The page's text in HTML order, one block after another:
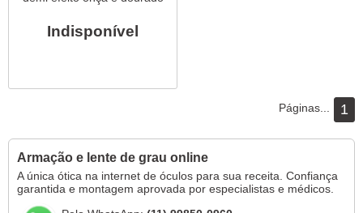
Indisponível
Páginas... 1
Armação e lente de grau online
A única ótica na internet de óculos para sua receita. Confiança
garantida e montagem aprovada por especialistas e médicos.